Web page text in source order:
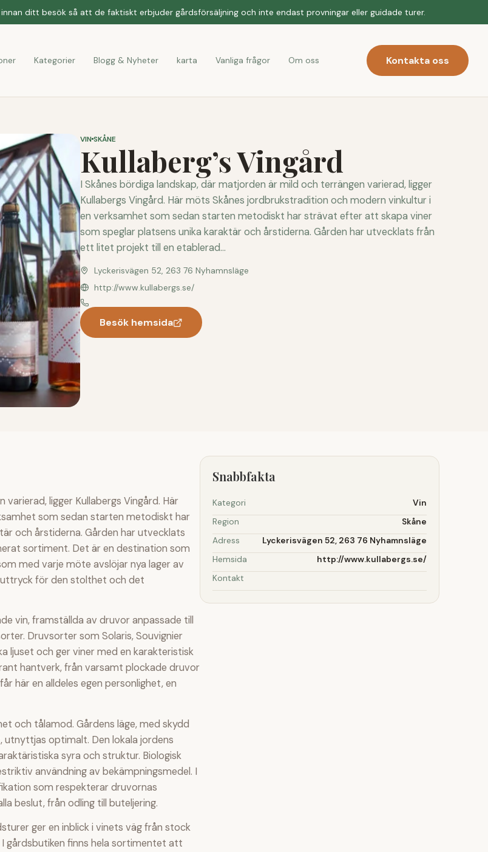
ditt besök så att de faktiskt erbjuder gårdsförsäljning och inte endast provningar eller guidade turer.
Kategorier Blogg & Nyheter karta Vanliga frågor Om oss Kontakta oss
VINSKÅNE
Kullaberg’s Vingård
I Skånes bördiga landskap, där matjorden är mild och terrängen varierad, ligger
Kullabergs Vingård. Här möts Skånes jordbrukstradition och modern vinkultur i
en verksamhet som sedan starten metodiskt har strävat efter att skapa viner
som speglar platsens unika karaktär och årstiderna. Gården har utvecklats från
ett litet projekt till en etablerad...
Lyckerisvägen 52, 263 76 Nyhamnsläge
http://www.kullabergs.se/
Besök hemsida
ligger Kullabergs Vingård. Här
som sedan starten metodiskt har
och årstiderna. Gården har utvecklats
sortiment. Det är en destination som
med varje möte avslöjar nya lager av
uttryck för den stolthet och det
vin, framställda av druvor anpassade till
Druvsorter som Solaris, Souvignier
ljuset och ger viner med en karakteristisk
hantverk, från varsamt plockade druvor
här en alldeles egen personlighet, en
och tålamod. Gårdens läge, med skydd
optimalt. Den lokala jordens
syra och struktur. Biologisk
användning av bekämpningsmedel. I
som respekterar druvornas
beslut, från odling till buteljering.
ger en inblick i vinets väg från stock
gårdsbutiken finns hela sortimentet att
Snabbfakta
Kategori
Vin
Region
Skåne
Adress
Lyckerisvägen 52, 263 76 Nyhamnsläge
Hemsida
http://www.kullabergs.se/
Kontakt